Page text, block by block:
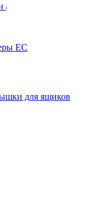
ЕС
для ящиков